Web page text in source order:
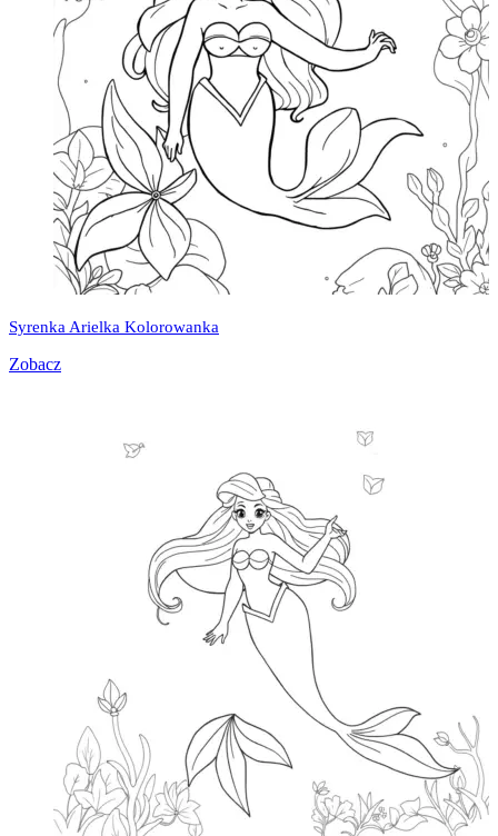
Syrenka Arielka Kolorowanka
Zobacz